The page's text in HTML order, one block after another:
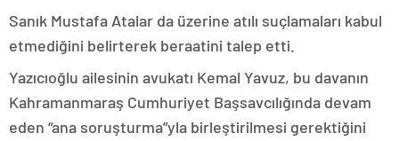
Sanık Mustafa Atalar da üzerine atılı suçlamaları kabul
etmediğini belirterek beraatini talep etti.
Yazıcıoğlu ailesinin avukatı Kemal Yavuz, bu davanın
Kahramanmaraş Cumhuriyet Başsavcılığında devam
eden “ana soruşturma”yla birleştirilmesi gerektiğini